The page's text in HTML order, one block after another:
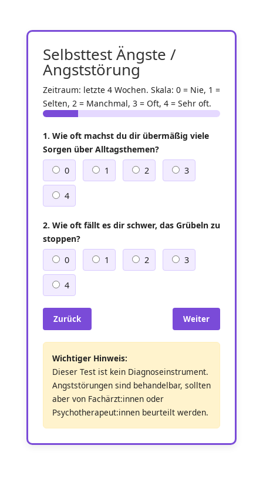
Selbsttest Ängste /
Angststörung
Zeitraum: letzte 4 Wochen. Skala: 0 = Nie, 1 =
Selten, 2 = Manchmal, 3 = Oft, 4 = Sehr oft.
1. Wie oft machst du dir übermäßig viele
Sorgen über Alltagsthemen?
0
1 2 3
4
2. Wie oft fällt es dir schwer, das Grübeln zu
stoppen?
0
1 2 3
4
Zurück Weiter
Wichtiger Hinweis:
Dieser Test ist kein Diagnoseinstrument.
Angststörungen sind behandelbar, sollten
aber von Fachärzt:innen oder
Psychotherapeut:innen beurteilt werden.